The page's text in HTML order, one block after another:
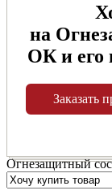
на
ОК и его
Заказать
Огнезащитный